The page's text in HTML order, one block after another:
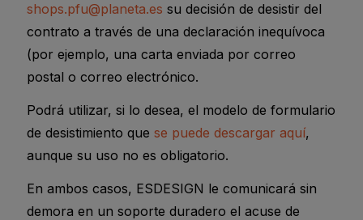
shops.pfu@planeta.es su decisión de desistir del
contrato a través de una declaración inequívoca
(por ejemplo, una carta enviada por correo
postal o correo electrónico.
Podrá utilizar, si lo desea, el modelo de formulario
de desistimiento quese puede descargar aquí,
aunque su uso no es obligatorio.
En ambos casos, ESDESIGN le comunicará sin
demora en un soporte duradero el acuse de